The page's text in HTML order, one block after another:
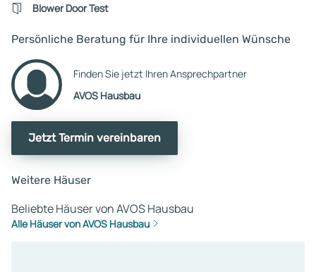
Blower Door Test
Persönliche Beratung für Ihre individuellen Wünsche
Finden Sie jetzt Ihren Ansprechpartner
AVOS Hausbau
Jetzt Termin vereinbaren
Weitere Häuser
Beliebte Häuser von AVOS Hausbau
Alle Häuser von AVOS Hausbau